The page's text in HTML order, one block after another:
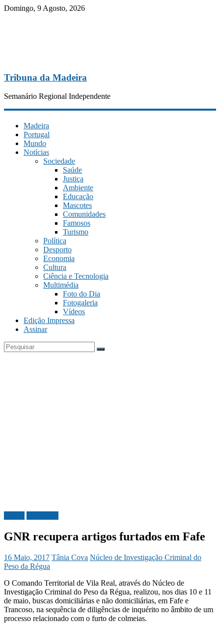
Domingo, 9 Agosto, 2026
Tribuna da Madeira
Semanário Regional Independente
Madeira
Portugal
Mundo
Notícias
Sociedade
Saúde
Justiça
Ambiente
Educação
Mascotes
Comunidades
Famosos
Turismo
Política
Desporto
Economia
Cultura
Ciência e Tecnologia
Multimédia
Foto do Dia
Fotogaleria
Vídeos
Edição Impressa
Assinar
GNR recupera artigos furtados em Fafe
16 Maio, 2017 Tânia Cova Núcleo de Investigação Criminal do
Peso da Régua
O Comando Territorial de Vila Real, através do Núcleo de
Investigação Criminal do Peso da Régua, realizou, nos dias 10 e 11
de maio, buscas domiciliárias e não domiciliárias, em Fafe e
Trancoso, na sequência de diligências de inquérito no âmbito de um
processo relacionado com o furto de colmeias.